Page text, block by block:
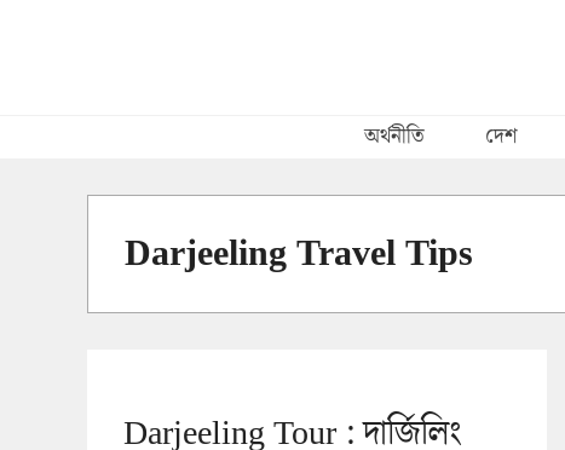
অর্থনীতি দেশ
Darjeeling Travel Tips
Darjeeling Tour : দার্জিলিং